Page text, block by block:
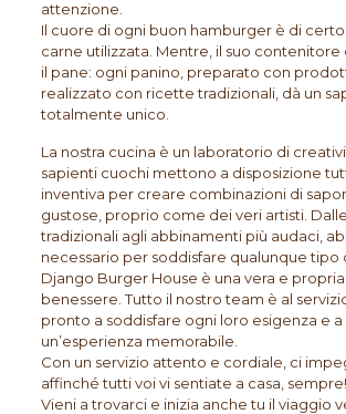
attenzione.
Il cuore di ogni buon hamburger è di
carne utilizzata. Mentre, il suo contenitore
il pane: ogni panino, preparato con
realizzato con ricette tradizionali, dà un
totalmente unico.
La nostra cucina è un laboratorio di
sapienti cuochi mettono a disposizione
inventiva per creare combinazioni di
gustose, proprio come dei veri artisti.
tradizionali agli abbinamenti più audaci,
necessario per soddisfare qualunque tipo
Django Burger House è una vera e
benessere. Tutto il nostro team è al
pronto a soddisfare ogni loro esigenza e
un’esperienza memorabile.
Con un servizio attento e cordiale, ci
affinché tutti voi vi sentiate a casa, sempre!
Vieni a trovarci e inizia anche tu il viaggio